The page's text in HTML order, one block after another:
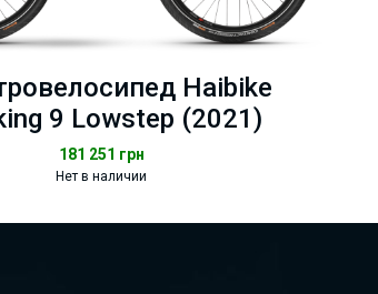
Haibike
9 Lowstep (2021)
181 251 грн
Нет в наличии